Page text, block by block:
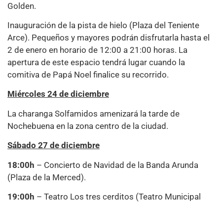
Golden.
Inauguración de la pista de hielo (Plaza del Teniente
Arce). Pequeños y mayores podrán disfrutarla hasta el
2 de enero en horario de 12:00 a 21:00 horas. La
apertura de este espacio tendrá lugar cuando la
comitiva de Papá Noel finalice su recorrido.
Miércoles 24 de diciembre
La charanga Solfamidos amenizará la tarde de
Nochebuena en la zona centro de la ciudad.
Sábado 27 de diciembre
18:00h – Concierto de Navidad de la Banda Arunda
(Plaza de la Merced).
19:00h – Teatro Los tres cerditos (Teatro Municipal